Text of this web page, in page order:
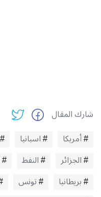
شارك المقال
أمريكا
اسبانيا
الجزائر
النفط
بريطانيا
تونس